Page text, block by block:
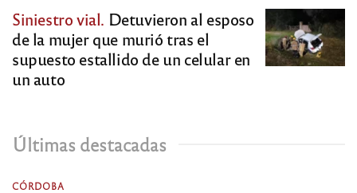
Siniestro vial. Detuvieron al esposo
de la mujer que murió tras el
supuesto estallido de un celular en
un auto
Últimas destacadas
CÓRDOBA